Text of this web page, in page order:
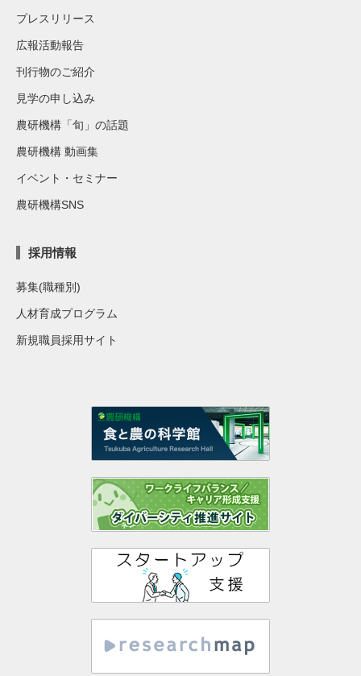
プレスリリース
広報活動報告
刊行物のご紹介
見学の申し込み
農研機構「旬」の話題
農研機構 動画集
イベント・セミナー
農研機構SNS
採用情報
募集(職種別)
人材育成プログラム
新規職員採用サイト